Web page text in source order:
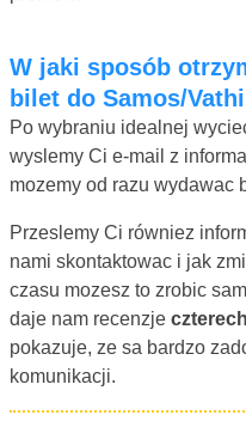
W jaki sposób otrzymujesz bilet i jak zmienic
bilet do Samos/Vathi
Po wybraniu idealnej
wyslemy Ci e-mail z
mozemy od razu wydawac
Przeslemy Ci równiez
nami skontaktowac i jak
czasu mozesz to zrobic
daje nam recenzje
pokazuje, ze sa bardzo
komunikacji.